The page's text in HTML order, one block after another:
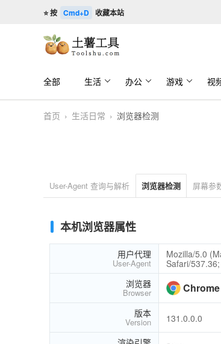
⭐ 按 Cmd+D 收藏本站
全部 生活 办公 游戏 视
首页 › 生活日常 › 浏览器检测
User-Agent 查询与解析 浏览器检测 屏幕参
本机浏览器属性
用户代理
User-Agent
Mozilla/5.0
Safari/
浏览器
Browser Chrome
版本
Version
131.0.0.0